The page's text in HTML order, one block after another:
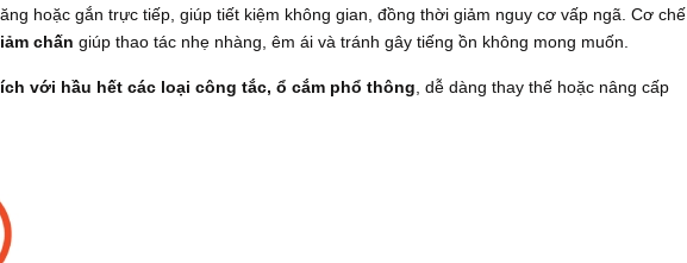
hoặc gắn trực tiếp, giúp tiết kiệm không gian, đồng thời giảm nguy cơ vấp ngã. Cơ chế
chấn giúp thao tác nhẹ nhàng, êm ái và tránh gây tiếng ồn không mong muốn.
với hầu hết các loại công tắc, ổ cắm phổ thông , dễ dàng thay thế hoặc nâng cấp